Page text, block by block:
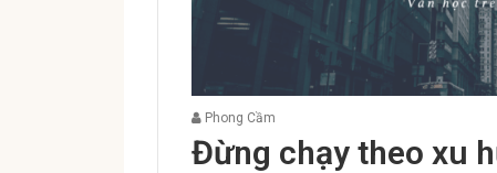
Phong Cầm
Đừng chạy theo xu